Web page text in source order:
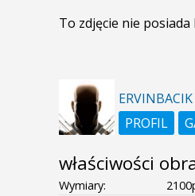
To zdjęcie nie
ERVINBACIK
PROFIL
właściwości
Wymiary: